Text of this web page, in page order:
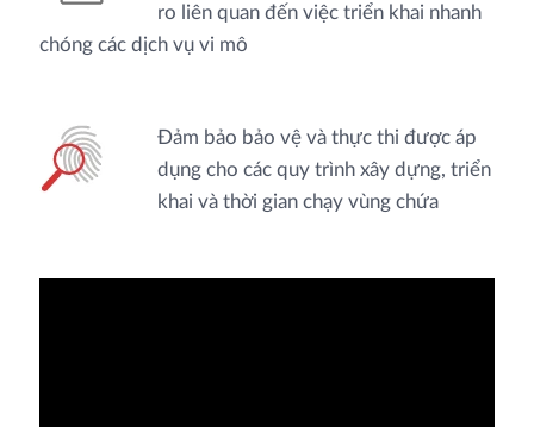
ro liên quan đến việc triển khai nhanh
chóng các dịch vụ vi mô
Đảm bảo bảo vệ và thực thi được áp
dụng cho các quy trình xây dựng, triển
khai và thời gian chạy vùng chứa